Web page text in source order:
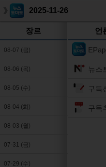
2025-11-26
장르
08-07 (금)
08-06 (목)
08-05 (수)
08-04 (화)
08-03 (월)
07-31 (금)
07-29 (수)
언
뉴스
구독
구독